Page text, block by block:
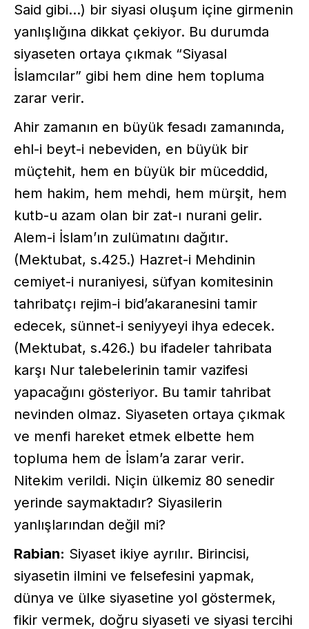
Said gibi…) bir siyasi oluşum içine girmenin
yanlışlığına dikkat çekiyor. Bu durumda
siyaseten ortaya çıkmak “Siyasal
İslamcılar” gibi hem dine hem topluma
zarar verir.
Ahir zamanın en büyük fesadı zamanında,
ehl-i beyt-i nebeviden, en büyük bir
müçtehit, hem en büyük bir müceddid,
hem hakim, hem mehdi, hem mürşit, hem
kutb-u azam olan bir zat-ı nurani gelir.
Alem-i İslam’ın zulümatını dağıtır.
(Mektubat, s.425.) Hazret-i Mehdinin
cemiyet-i nuraniyesi, süfyan komitesinin
tahribatçı rejim-i bid’akaranesini tamir
edecek, sünnet-i seniyyeyi ihya edecek.
(Mektubat, s.426.) bu ifadeler tahribata
karşı Nur talebelerinin tamir vazifesi
yapacağını gösteriyor. Bu tamir tahribat
nevinden olmaz. Siyaseten ortaya çıkmak
ve menfi hareket etmek elbette hem
topluma hem de İslam’a zarar verir.
Nitekim verildi. Niçin ülkemiz 80 senedir
yerinde saymaktadır? Siyasilerin
yanlışlarından değil mi?
Rabian: Siyaset ikiye ayrılır. Birincisi,
siyasetin ilmini ve felsefesini yapmak,
dünya ve ülke siyasetine yol göstermek,
fikir vermek, doğru siyaseti ve siyasi tercihi